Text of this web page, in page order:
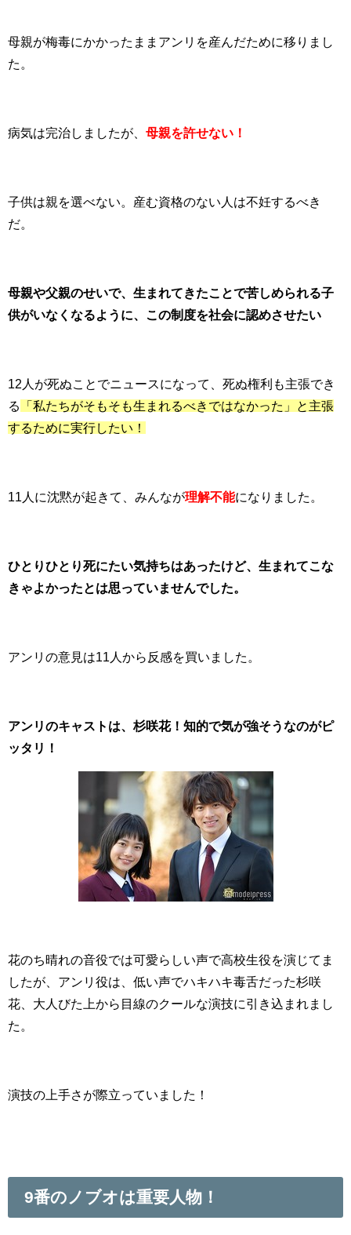
母親が梅毒にかかったままアンリを産んだために移りまし
た。
病気は完治しましたが、 母親を許せない！
子供は親を選べない。産む資格のない人は不妊するべき
だ。
母親や父親のせいで、生まれてきたことで苦しめられる子
供がいなくなるように、この制度を社会に認めさせたい
12人が死ぬことでニュースになって、死ぬ権利も主張でき
る
「私たちがそもそも生まれるべきではなかった」と主張
するために実行したい！
11人に沈黙が起きて、みんなが理解不能になりました。
ひとりひとり死にたい気持ちはあったけど、生まれてこな
きゃよかったとは思っていませんでした。
アンリの意見は11人から反感を買いました。
アンリのキャストは、杉咲花！知的で気が強そうなのがピ
ッタリ！
花のち晴れの音役では可愛らしい声で高校生役を演じてま
したが、アンリ役は、低い声でハキハキ毒舌だった杉咲
花、大人びた上から目線のクールな演技に引き込まれまし
た。
演技の上手さが際立っていました！
9番のノブオは重要人物！